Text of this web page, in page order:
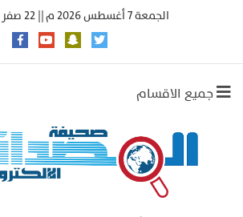
الجمعة 7 أغسطس 2026 م || 22 صفر 1448هـ ||
جميع الاقسام